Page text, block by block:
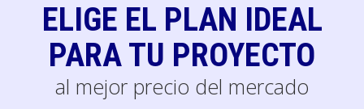
ELIGE EL PLAN IDEAL
PARA TU PROYECTO
al mejor precio del mercado